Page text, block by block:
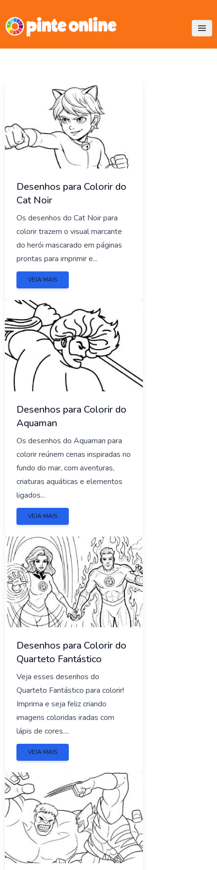
content
Desenhos para Colorir do
Cat Noir
Os desenhos do Cat Noir para
colorir trazem o visual marcante
do herói mascarado em páginas
prontas para imprimir e...
VEJA MAIS
Desenhos para Colorir do
Aquaman
Os desenhos do Aquaman para
colorir reúnem cenas inspiradas no
fundo do mar, com aventuras,
criaturas aquáticas e elementos
ligados...
VEJA MAIS
Desenhos para Colorir do
Quarteto Fantástico
Veja esses desenhos do
Quarteto Fantástico para colorir!
Imprima e seja feliz criando
imagens coloridas iradas com
lápis de cores....
VEJA MAIS